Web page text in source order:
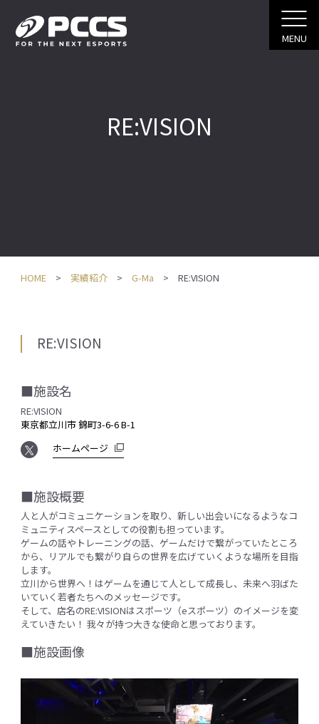
MENU
RE:VISION
HOME 実績紹介 G-Ma RE:VISION
RE:VISION
■施設名
RE:VISION
東京都立川市 錦町3-6-6 B-1
ホームページ
■施設概要
人と人がコミュニケーションを取り、新しい出会いになるようなコ
ミュニティスペースとしての役割も担っています。
ゲームの話やトレーニングの話、ゲームだけで繋がっていたところ
から、リアルでも繋がり自らの世界を広げていくような場所を目指
します。
立川から世界へ！はゲームを通じて人として成長し、未来へ羽ばた
いていく若者たちへのメッセージです。
そして、店名のRE:VISIONはスポーツ（eスポーツ）のイメージを変
えていきたい！ 我々が持つ大きな使命と思っております。
■施設画像